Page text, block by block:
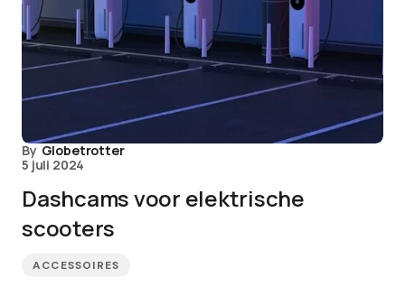
By Globetrotter
5 juli 2024
Dashcams voor elektrische
scooters
ACCESSOIRES